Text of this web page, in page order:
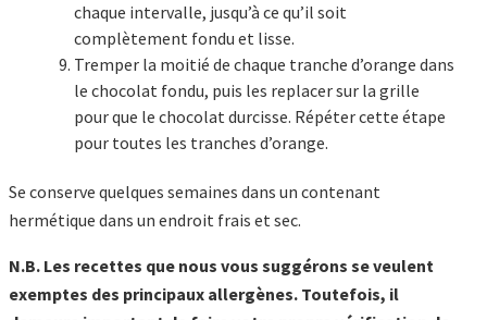
chaque intervalle, jusqu’à ce qu’il soit
complètement fondu et lisse.
Tremper la moitié de chaque tranche d’orange dans
le chocolat fondu, puis les replacer sur la grille
pour que le chocolat durcisse. Répéter cette étape
pour toutes les tranches d’orange.
Se conserve quelques semaines dans un contenant
hermétique dans un endroit frais et sec.
N.B. Les recettes que nous vous suggérons se veulent
exemptes des principaux allergènes. Toutefois, il